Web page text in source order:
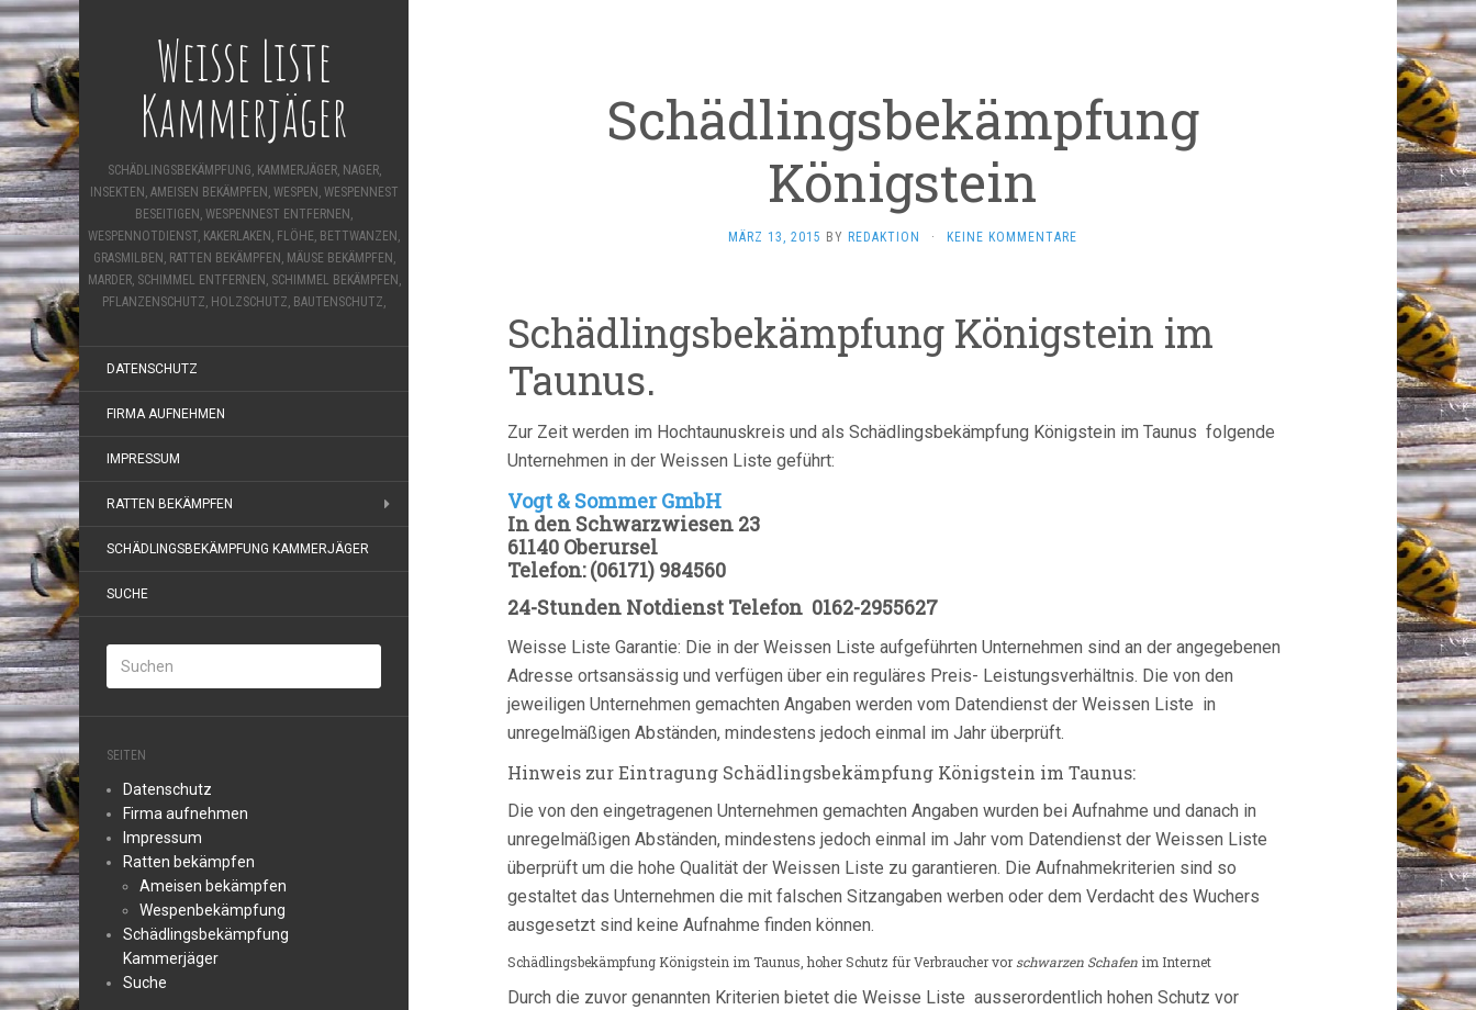
Weisse Liste
Kammerjäger
SCHÄDLINGSBEKÄMPFUNG, KAMMERJÄGER, NAGER,
INSEKTEN, AMEISEN BEKÄMPFEN, WESPEN, WESPENNEST
BESEITIGEN, WESPENNEST ENTFERNEN,
WESPENNOTDIENST, KAKERLAKEN, FLÖHE, BETTWANZEN,
GRASMILBEN, RATTEN BEKÄMPFEN, MÄUSE BEKÄMPFEN,
MARDER, SCHIMMEL ENTFERNEN, SCHIMMEL BEKÄMPFEN,
PFLANZENSCHUTZ, HOLZSCHUTZ, BAUTENSCHUTZ,
DATENSCHUTZ
FIRMA AUFNEHMEN
IMPRESSUM
RATTEN BEKÄMPFEN
SCHÄDLINGSBEKÄMPFUNG KAMMERJÄGER
SUCHE
SEITEN
Datenschutz
Firma aufnehmen
Impressum
Ratten bekämpfen
Ameisen bekämpfen
Wespenbekämpfung
Schädlingsbekämpfung
Kammerjäger
Suche
Schädlingsbekämpfung
Königstein
MÄRZ 13, 2015 BY REDAKTION · KEINE KOMMENTARE
Schädlingsbekämpfung Königstein im
Taunus.
Zur Zeit werden im Hochtaunuskreis und als Schädlingsbekämpfung Königstein im Taunus folgende
Unternehmen in der Weissen Liste geführt:
Vogt & Sommer GmbH
In den Schwarzwiesen 23
61140 Oberursel
Telefon: (06171) 984560
24-Stunden Notdienst Telefon 0162-2955627
Weisse Liste Garantie: Die in der Weissen Liste aufgeführten Unternehmen sind an der angegebenen
Adresse ortsansässig und verfügen über ein reguläres Preis- Leistungsverhältnis. Die von den
jeweiligen Unternehmen gemachten Angaben werden vom Datendienst der Weissen Liste in
unregelmäßigen Abständen, mindestens jedoch einmal im Jahr überprüft.
Hinweis zur Eintragung Schädlingsbekämpfung Königstein im Taunus:
Die von den eingetragenen Unternehmen gemachten Angaben wurden bei Aufnahme und danach in
unregelmäßigen Abständen, mindestens jedoch einmal im Jahr vom Datendienst der Weissen Liste
überprüft um die hohe Qualität der Weissen Liste zu garantieren. Die Aufnahmekriterien sind so
gestaltet das Unternehmen die mit falschen Sitzangaben werben oder dem Verdacht des Wuchers
ausgesetzt sind keine Aufnahme finden können.
Schädlingsbekämpfung Königstein im Taunus, hoher Schutz für Verbraucher vor schwarzen Schafen im Internet
Durch die zuvor genannten Kriterien bietet die Weisse Liste ausserordentlich hohen Schutz vor